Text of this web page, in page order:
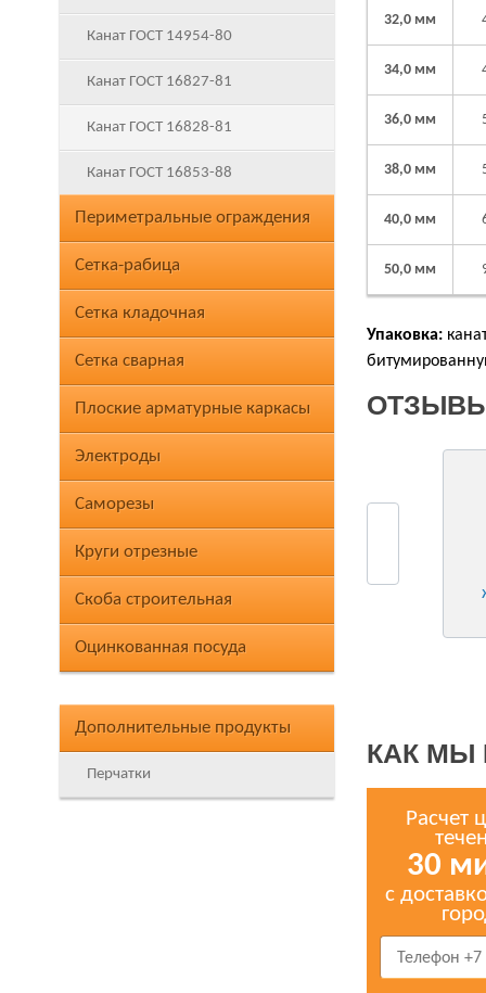
Канат ГОСТ 14954-80
Канат ГОСТ 16827-81
Канат ГОСТ 16828-81
Канат ГОСТ 16853-88
Периметральные ограждения
Сетка-рабица
Сетка кладочная
Сетка сварная
Плоские арматурные каркасы
Электроды
Саморезы
Круги отрезные
Скоба строительная
Оцинкованная посуда
Дополнительные продукты
Перчатки
32,0 мм
34,0 мм
36,0 мм
38,0 мм
40,0 мм
50,0 мм
Упаковка:
КАК МЫ
Расчет
30
с